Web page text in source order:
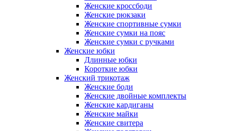
Женские кроссбоди
Женские рюкзаки
Женские спортивные сумки
Женские сумки на пояс
Женские сумки с ручками
Женские юбки
Длинные юбки
Короткие юбки
Женский трикотаж
Женские боди
Женские двойные комплекты
Женские кардиганы
Женские майки
Женские свитера